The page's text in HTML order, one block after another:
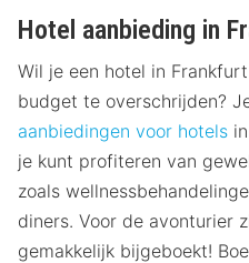
Hotel aanbieding in
Wil je een hotel in
budget te overschrijden?
aanbiedingen voor hotels
je kunt profiteren van
zoals
diners. Voor de avonturier
gemakkelijk bijgeboekt!